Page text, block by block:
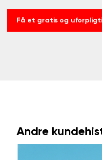
Få et gratis og
Andre